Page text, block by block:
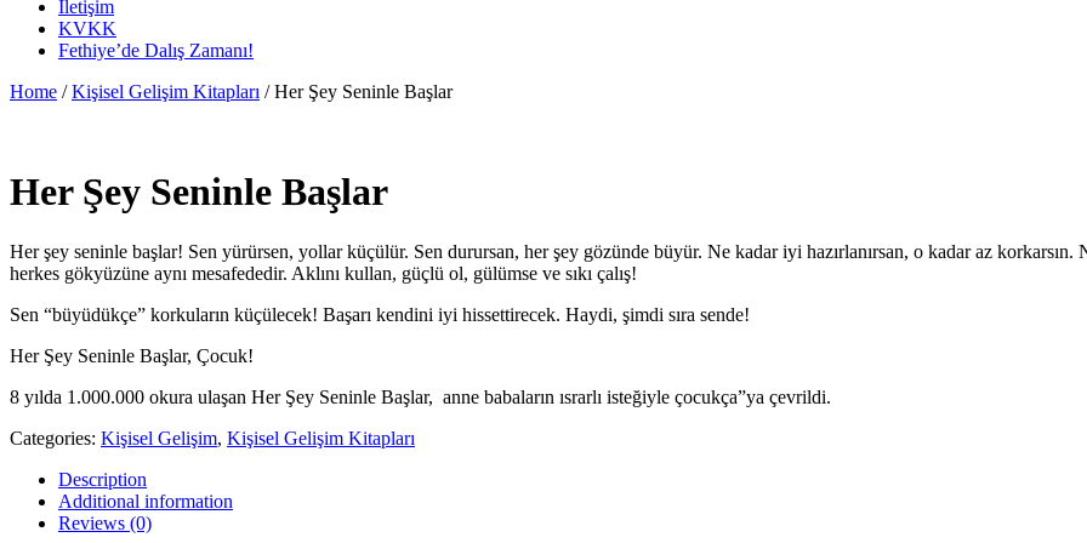
İletişim
KVKK
Fethiye’de Dalış Zamanı!
Home /Kişisel Gelişim Kitapları / Her Şey Seninle Başlar
Her Şey Seninle Başlar
Her şey seninle başlar! Sen yürürsen, yollar küçülür. Sen durursan, her şey gözünde büyür. Ne kadar iyi hazırlanırsan, o kadar az
herkes gökyüzüne aynı mesafededir. Aklını kullan, güçlü ol, gülümse ve sıkı çalış!
Sen “büyüdükçe” korkuların küçülecek! Başarı kendini iyi hissettirecek. Haydi, şimdi sıra sende!
Her Şey Seninle Başlar, Çocuk!
8 yılda 1.000.000 okura ulaşan Her Şey Seninle Başlar, anne babaların ısrarlı isteğiyle çocukça”ya çevrildi.
Categories: Kişisel Gelişim, Kişisel Gelişim Kitapları
Description
Additional information
Reviews (0)